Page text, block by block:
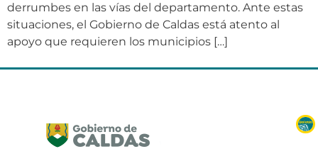
derrumbes en las vías del departamento. Ante estas
situaciones, el Gobierno de Caldas está atento al
apoyo que requieren los municipios […]